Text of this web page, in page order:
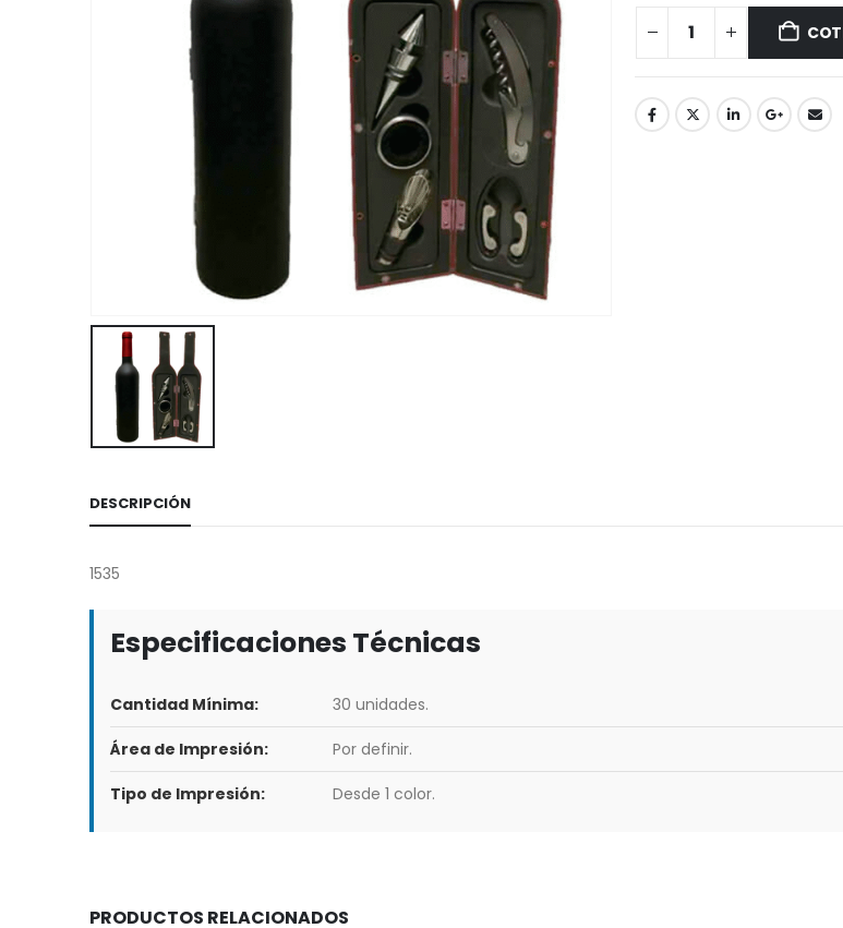
DESCRIPCIÓN
1535
Especificaciones Técnicas
Cantidad Mínima: 30 unidades.
Área de Impresión: Por definir.
Tipo de Impresión: Desde 1 color.
PRODUCTOS RELACIONADOS